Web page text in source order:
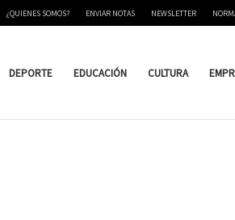
¿QUIENES SOMOS? ENVIAR NOTAS NEWSLETTER
DEPORTE EDUCACIÓN CULTURA